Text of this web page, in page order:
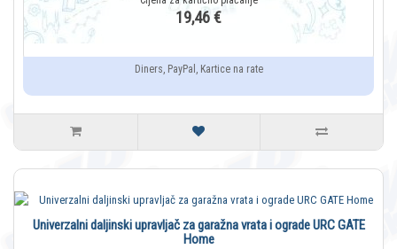
19,46 €
Diners, PayPal, Kartice na rate
Univerzalni daljinski upravljač za garažna vrata i ograde URC GATE
Home